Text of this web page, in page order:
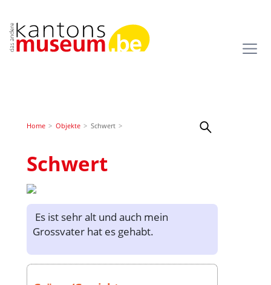
Home Objekte Schwert
Schwert
Es ist sehr alt und auch mein
Grossvater hat es gehabt.